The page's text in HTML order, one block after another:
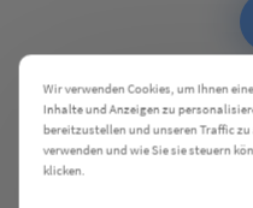
Einige Tage nach deinem
Link zur Rechnung und
Wir verwenden Cookies, um Ihnen
Inhalte und Anzeigen zu
bereitzustellen und unseren Traffic
verwenden und wie Sie sie steuern
klicken.